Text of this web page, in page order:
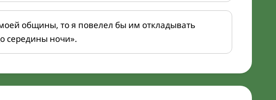
общины, то я повелел бы им откладывать
середины ночи».